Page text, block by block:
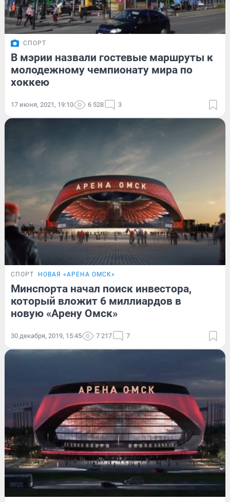
СПОРТ
В мэрии назвали гостевые маршруты к
молодежному чемпионату мира по
хоккею
17 июня, 2021, 19:10 6 528 3
СПОРТ НОВАЯ «АРЕНА ОМСК»
Минспорта начал поиск инвестора,
который вложит 6 миллиардов в
новую «Арену Омск»
30 декабря, 2019, 15:45 7 217 7